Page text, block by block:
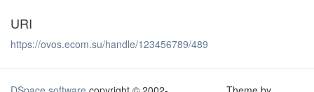
URI
https://ovos.ecom.su/handle/123456789/489